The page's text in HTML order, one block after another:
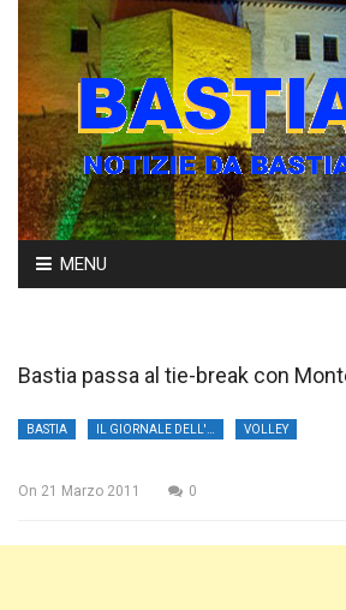
Skip
to
MENU
Bastia passa al tie-break con
BASTIA VOLLEY
On 21 Marzo 2011 0